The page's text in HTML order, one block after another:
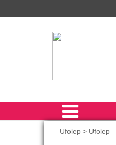
Ufolep > Ufolep